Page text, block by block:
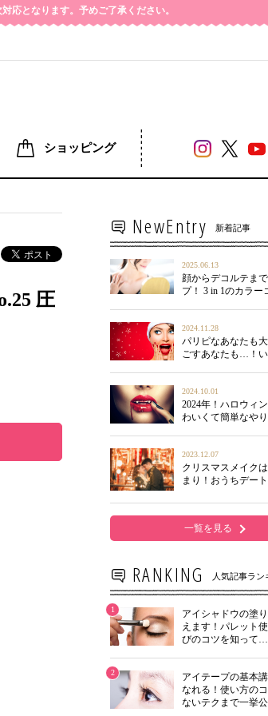
応となります。予めご了承ください。
コー
ショッピング
圧
NewEntry 新着記事
2025.06.13
顔からデコルテま
プ！ 3 in 1のカラ
2024.11.28
パリピなあなたも
ごすあなたも…！
2024.10.01
2024年！ハロウィ
わいくて簡単なや
2023.12.07
クリスマスメイク
まり！おうちデー
一覧を見る
RANKING 人気記事ラン
1
アイシャドウの塗
えます！パレット
びのコツを知って…
2
アイテープの基本
なれる！使い方の
ないテクまで一挙